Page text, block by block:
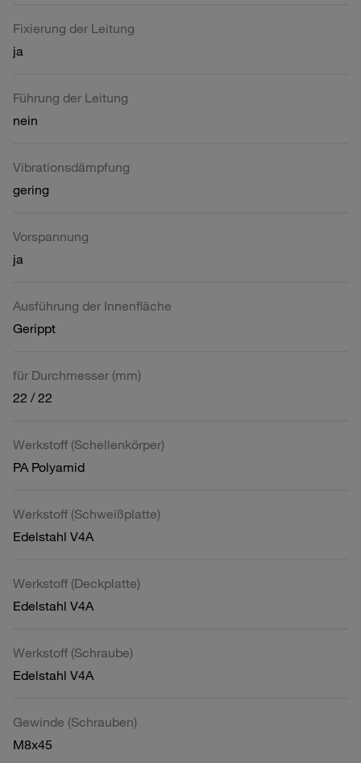
Fixierung der Leitung
ja
Führung der Leitung
nein
Vibrationsdämpfung
gering
Vorspannung
ja
Ausführung der Innenfläche
Gerippt
für Durchmesser (mm)
22 / 22
Werkstoff (Schellenkörper)
PA Polyamid
Werkstoff (Schweißplatte)
Edelstahl V4A
Werkstoff (Deckplatte)
Edelstahl V4A
Werkstoff (Schraube)
Edelstahl V4A
Gewinde (Schrauben)
M8x45